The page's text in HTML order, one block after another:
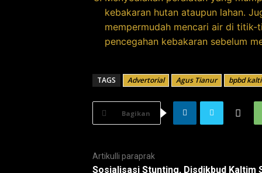
kebakaran hutan ataupun lahan.
mempermudah mencari air di
pencegahan kebakaran sebelum
TAGS Advertorial Agus Tianur bpbd
Bagikan
Artikulli paraprak
Sosialisasi Stunting, Disdikbud Kaltim